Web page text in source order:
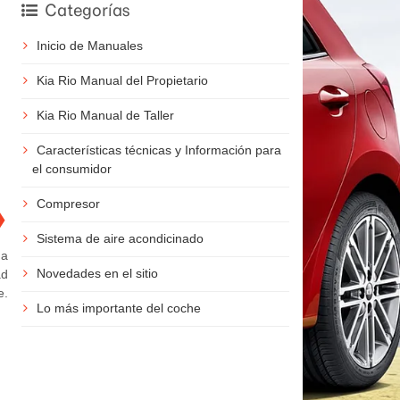
Categorías
Inicio de Manuales
Kia Rio Manual del Propietario
Kia Rio Manual de Taller
Características técnicas y Información para
el consumidor
Compresor
Sistema de aire acondicinado
Novedades en el sitio
Lo más importante del coche